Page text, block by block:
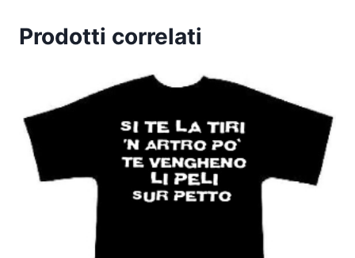
Prodotti correlati